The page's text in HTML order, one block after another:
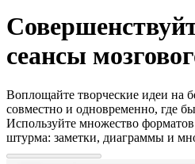
AI
Сервер MCP
Изучите
Интеграции
Безопасность
Enterprise Guard
Платформа
Загрузить
сеансы
Воплощайте творческие идеи на
совместно и одновременно, где
Используйте множество
штурма: заметки, диаграммы и